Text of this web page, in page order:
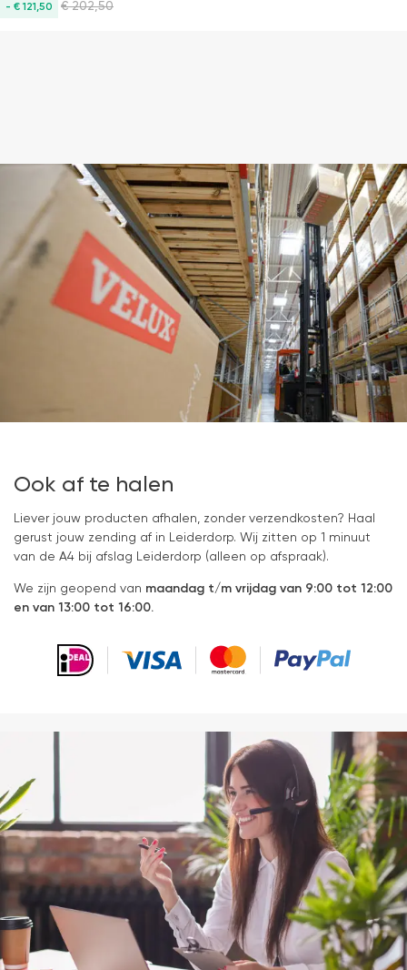
- € 121,50
€202,50
Ook af te halen
Liever jouw producten afhalen, zonder verzendkosten? Haal
gerust jouw zending af in Leiderdorp. Wij zitten op 1 minuut
van de A4 bij afslag Leiderdorp (alleen op afspraak).
We zijn geopend van maandag t/m vrijdag van 9:00 tot 12:00
en van 13:00 tot 16:00.